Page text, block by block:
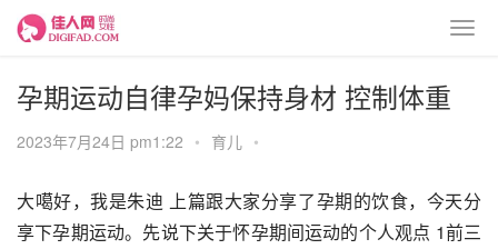
孕期运动自律孕妈保持身材 控制体重
2023年7月24日 pm1:22 • 育儿 •
大噶好，我是朱迪 上篇跟大家分享了孕期的饮食，今天分
享下孕期运动。先说下关于怀孕期间运动的个人观点 1前三